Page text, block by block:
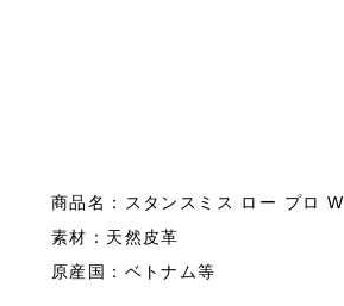
商品名：スタンスミス ロー プロ W
素材：天然皮革
原産国：ベトナム等